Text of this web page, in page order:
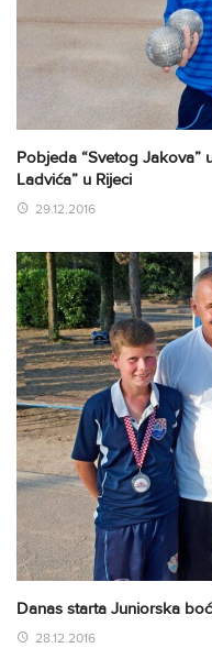
Pobjeda “Svetog Jakova”
Ladvića” u Rijeci
29.12.2016
Danas starta Juniorska
28.12.2016